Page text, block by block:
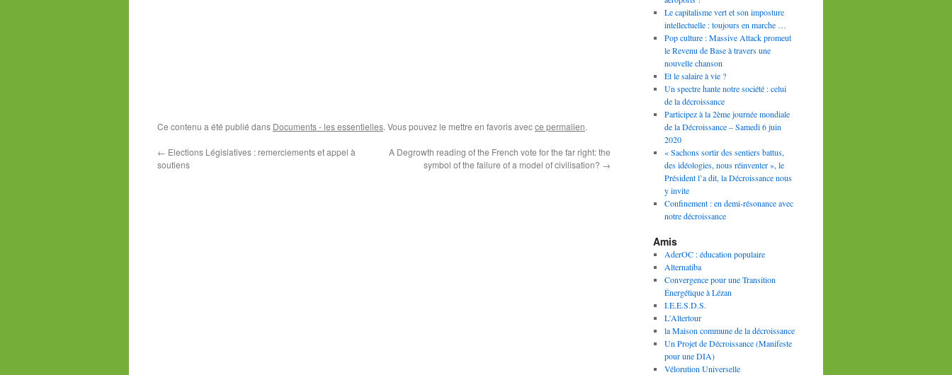
Ce contenu a été publié dans Documents - les essentielles. Vous pouvez le mettre en favoris avecce permalien.
← Elections Législatives : remerciements et appel à
soutiens
A Degrowth reading of the French vote for the far right: the
symbol of the failure of a model of civilisation? →
Le capitalisme vert et son imposture
intellectuelle : toujours en marche …
Pop culture : Massive Attack promeut
le Revenu de Base à travers une
nouvelle chanson
Et le salaire à vie ?
Un spectre hante notre société : celui
de la décroissance
Participez à la 2ème journée mondiale
de la Décroissance – Samedi 6 juin
2020
« Sachons sortir des sentiers battus,
des idéologies, nous réinventer », le
Président l’a dit, la Décroissance nous
y invite
Confinement : en demi-résonance avec
notre décroissance
Amis
AderOC : éducation populaire
Alternatiba
Convergence pour une Transition
Énergétique à Lézan
I.E.E.S.D.S.
L'Altertour
la Maison commune de la décroissance
Un Projet de Décroissance (Manifeste
pour une DIA)
Vélorution Universelle